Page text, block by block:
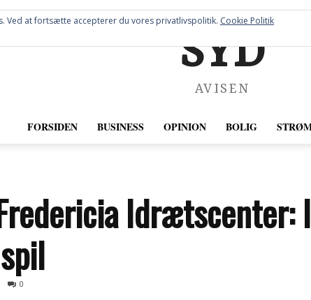
SYD
AVISEN
FORSIDEN BUSINESS OPINION BOLIG
0
Ved at fortsætte accepterer du vores privatlivspolitik. Cookie Politik